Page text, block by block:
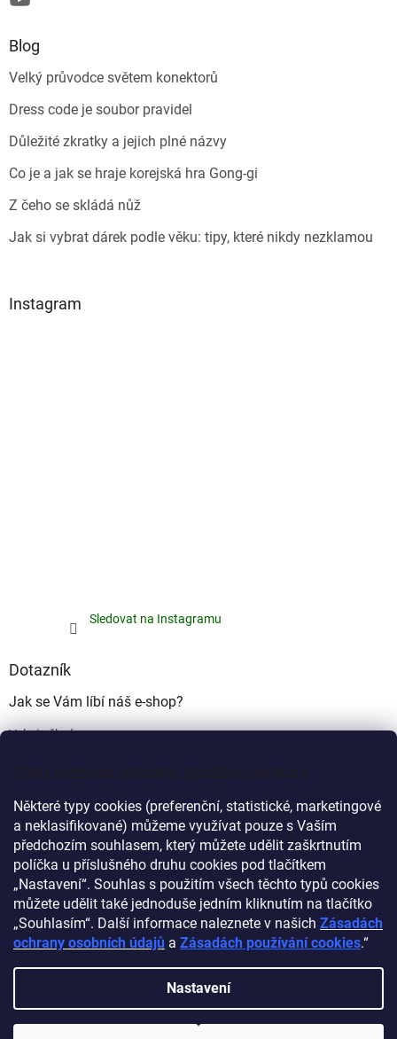
Tato webová stránka používá cookies
Některé typy cookies (preferenční, statistické, marketingové
a neklasifikované) můžeme využívat pouze s Vaším
předchozím souhlasem, který můžete udělit zaškrtnutím
políčka u příslušného druhu cookies pod tlačítkem
„Nastavení“. Souhlas s použitím všech těchto typů cookies
můžete udělit také jednoduše jedním kliknutím na tlačítko
„Souhlasím“. Další informace naleznete v našich Zásadách
ochrany osobních údajů a Zásadách používání cookies.“
Nastavení
Blog
Velký průvodce světem konektorů
Dress code je soubor pravidel
Důležité zkratky a jejich plné názvy
Co je a jak se hraje korejská hra Gong-gi
Z čeho se skládá nůž
Jak si vybrat dárek podle věku: tipy, které nikdy nezklamou
Instagram
Sledovat na Instagramu
Dotazník
Jak se Vám líbí náš e-shop?
Velmi pěkný
Ujde to
Nelíbí se mi
Počet hlasů:340
Myprovas.cz Obchodnawebu.cz
Vytvořil Shoptet